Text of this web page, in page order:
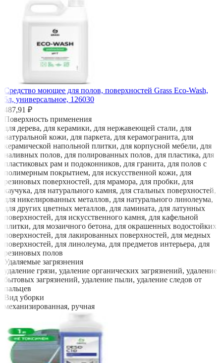
Средство моющее для полов, поверхностей Grass Eco-Wash,
5л, универсальное, 126030
487,91 ₽
Поверхность применения
для дерева, для керамики, для нержавеющей стали, для
натуральной кожи, для паркета, для керамогранита, для
керамической напольной плитки, для корпусной мебели, для
наливных полов, для полированных полов, для пластика, для
пластиковых рам и подоконников, для гранита, для полов с
полимерным покрытием, для искусственной кожи, для
резиновых поверхностей, для мрамора, для пробки, для
каучука, для натурального камня, для стальных поверхностей,
для никелированных металлов, для натурального линолеума,
для других цветных металлов, для ламината, для латунных
поверхностей, для искусственного камня, для кафельной
плитки, для мозаичного бетона, для окрашенных водостойких
поверхностей, для лакированных поверхностей, для медных
поверхностей, для линолеума, для предметов интерьера, для
резиновых полов
Удаляемые загрязнения
удаление грязи, удаление органических загрязнений, удаление
бытовых загрязнений, удаление пыли, удаление следов от
пальцев
Вид уборки
механизированная, ручная